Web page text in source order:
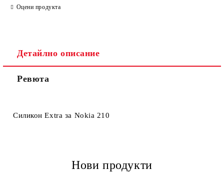
Оцени продукта
Детайлно описание
Ревюта
Силикон Extra за Nokia 210
Нови продукти